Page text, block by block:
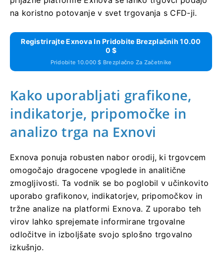
na koristno potovanje v svet trgovanja s CFD-ji.
Registrirajte Exnova In Pridobite Brezplačnih 10.00
0 $
Pridobite 10.000 $ Brezplačno Za Začetnike
Kako uporabljati grafikone,
indikatorje, pripomočke in
analizo trga na Exnovi
Exnova ponuja robusten nabor orodij, ki trgovcem
omogočajo dragocene vpoglede in analitične
zmogljivosti. Ta vodnik se bo poglobil v učinkovito
uporabo grafikonov, indikatorjev, pripomočkov in
tržne analize na platformi Exnova. Z uporabo teh
virov lahko sprejemate informirane trgovalne
odločitve in izboljšate svojo splošno trgovalno
izkušnjo.